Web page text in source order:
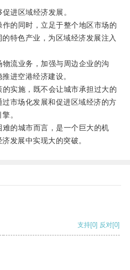
进区域经济发展。
的同时，立足于整个地区市场的
特色产业，为区域经济发展注入
流业务，加强与周边企业的沟
进空港经济建设。
实施，既不会让城市承担过大的
市场化发展和促进区域经济的方
。
的城市而言，是一个巨大的机
发展中实现大的突破。
支持[0] 反对[0]